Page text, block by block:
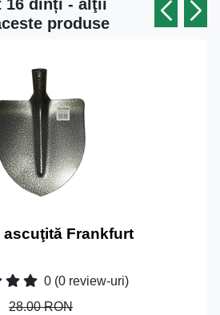
16 dinți - alţii
produse
ascuţită Frankfurt
0 (0 review-uri)
28.00 RON